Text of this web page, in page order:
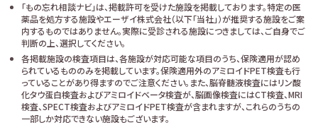
「もの忘れ相談ナビ」は、掲載許可を受けた施設を掲載しております。特定の医
薬品を処方する施設やエーザイ株式会社（以下「当社」）が推奨する施設をご案
内するものではありません。実際に受診される施設につきましては、ご自身でご
判断の上、選択してください。
各掲載施設の検査項目は、各施設が対応可能な項目のうち、保険適用が認め
られているもののみを掲載しています。保険適用外のアミロイドPET検査も行
っていることがあり得ますのでご注意ください。また、脳脊髄液検査にはリン酸
化タウ蛋白検査およびアミロイドベータ検査が、脳画像検査にはCT検査、MRI
検査、SPECT検査およびアミロイドPET検査が含まれますが、これらのうちの
一部しか対応できない施設もございます。